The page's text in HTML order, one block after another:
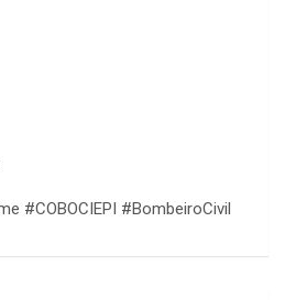
#COBOCIEPI #BombeiroCivil